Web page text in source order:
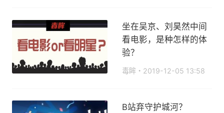
坐在吴京、刘昊然中间
看电影，是种怎样的体
验？
毒眸 2019-12-05 13:58
B站弃守护城河？